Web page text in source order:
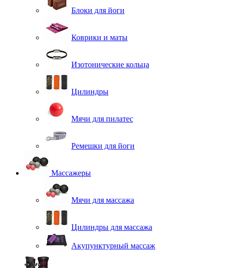
Блоки для йоги
Коврики и маты
Изотонические кольца
Цилиндры
Мячи для пилатес
Ремешки для йоги
Массажеры
Мячи для массажа
Цилиндры для массажа
Акупунктурный массаж